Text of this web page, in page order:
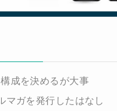
成を決めるが大事
マガを発行したはなし